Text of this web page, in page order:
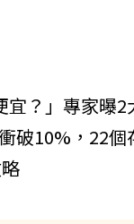
？」專家曝2
破10%，22